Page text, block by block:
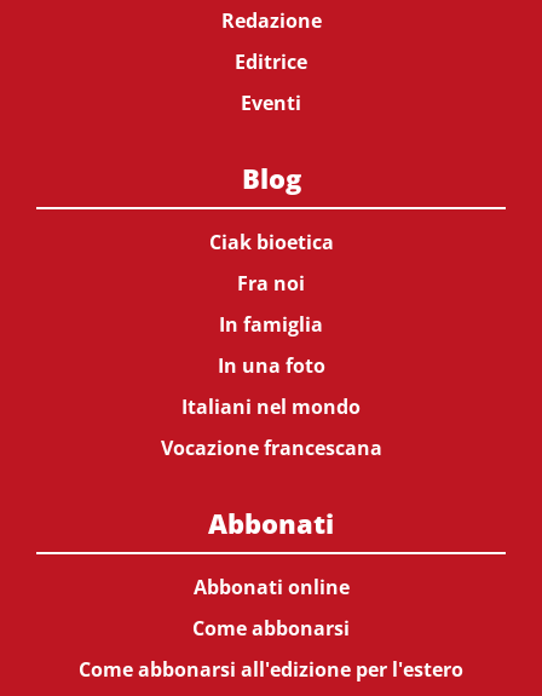
Redazione
Editrice
Eventi
Blog
Ciak bioetica
Fra noi
In famiglia
In una foto
Italiani nel mondo
Vocazione francescana
Abbonati
Abbonati online
Come abbonarsi
Come abbonarsi all'edizione per l'estero